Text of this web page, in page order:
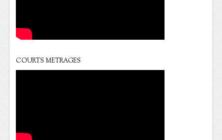
COURTS METRAGES